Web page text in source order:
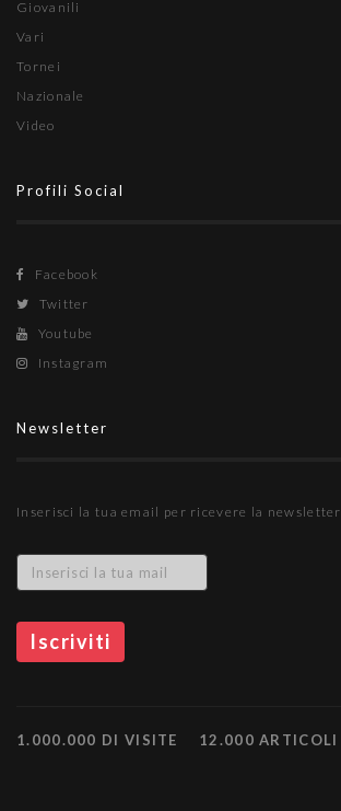
Giovanili
Vari
Tornei
Nazionale
Video
Profili Social
Facebook
Twitter
Youtube
Instagram
Newsletter
Inserisci la tua email per ricevere la newsletter
1.000.000 DI VISITE 12.000 ARTICOLI